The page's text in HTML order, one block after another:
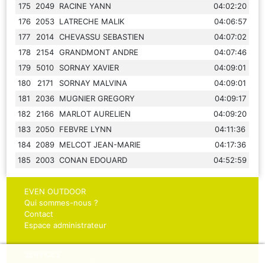
175
2049 RACINE YANN
04:02:20
176 2053 LATRECHE MALIK
04:06:57
177
2014 CHEVASSU SEBASTIEN
04:07:02
178
2154 GRANDMONT ANDRE
04:07:46
179
5010 SORNAY XAVIER
04:09:01
180
2171 SORNAY MALVINA
04:09:01
181
2036 MUGNIER GREGORY
04:09:17
182
2166 MARLOT AURELIEN
04:09:20
183 2050 FEBVRE LYNN
04:11:36
184 2089 MELCOT JEAN-MARIE
04:17:36
185
2003 CONAN EDOUARD 04:52:59
EVEN OUTDOOR
Qui sommes-nous ?
Contact
Espace administrateur